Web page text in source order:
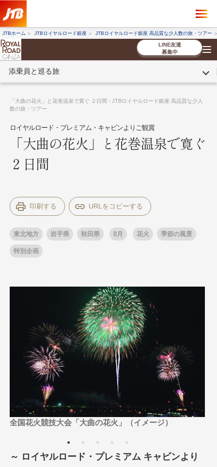
JTBホーム JTBロイヤルロード銀座 JTBロイヤルロード銀座 高品質な少人数の旅・ツアー
LINE友達
募集中
添乗員と巡る旅
お客様へのご案内
コンシェルジ
ュ紹介
お申し込み
法人企業・自治体のみ
条件から探す
条件から探す
キーワード
出発月
6月
7月 8月
9月
11月
12月
ゴールデンウィーク
お盆・夏休み
年末年始
ブランド
“知究”紀行
GRAND'EX
夢の休日 | 海外旅行
目的・テーマから探す
美術鑑賞
名門・名物ホテルに泊まる
特別企画
グルメ
リゾート
条件から探す
条件から探す
キーワード
出発月
9月
10月 11月
12月
お盆・夏休み
年末年始
ブランド
夢の休日 煌
夢の休日 国内旅行
四季彩紀行
目的・テーマから探す
紅葉
祭り
季節の風景
特別企画
ラグジュアリーバスでめぐる
TWILIGHT EXPRESS 瑞風
美食・旬の味覚を味わう
「大曲の花火」と花巻温泉で寛ぐ ２日間 - JTBロイヤルロード銀座 高品質な少人
数の旅・ツアー
ロイヤルロード・プレミアム・キャビンよりご観賞
「大曲の花火」と花巻温泉で寛ぐ
２日間
印刷する
東北地方 岩手県 秋田県 8月 花火 季節の風景
特別企画
全国花火競技大会「大曲の花火」（イメージ）
～ ロイヤルロード・プレミアム キャビンより
ツアーを探す ×
海外ツアー 国内ツアー